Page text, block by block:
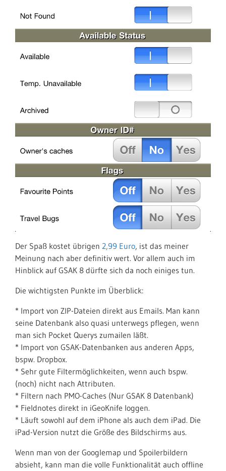
Der Spaß kostet übrigen 2,99 Euro, ist das meiner
Meinung nach aber definitiv wert. Vor allem auch im
Hinblick auf GSAK 8 dürfte sich da noch einiges tun.
Die wichtigsten Punkte im Überblick:
* Import von ZIP-Dateien direkt aus Emails. Man kann
seine Datenbank also quasi unterwegs pflegen, wenn
man sich Pocket Querys zumailen läßt.
* Import von GSAK-Datenbanken aus anderen Apps,
bspw. Dropbox.
* Sehr gute Filtermöglichkeiten, wenn auch bspw.
(noch) nicht nach Attributen.
* Filtern nach PMO-Caches (Nur GSAK 8 Datenbank)
* Fieldnotes direkt in iGeoKnife loggen.
* Läuft sowohl auf dem iPhone als auch dem iPad. Die
iPad-Version nutzt die Größe des Bildschirms aus.
Wenn man von der Googlemap und Spoilerbildern
absieht, kann man die volle Funktionalität auch offline